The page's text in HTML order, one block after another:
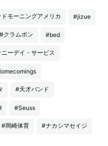
モーニングアメリカ #jizue
#クラムボン #bed
ーデイ・サービス
#天才バンド
#Seuss
#岡崎体育 #ナカシマセイジ